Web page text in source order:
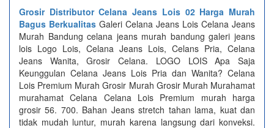
Grosir Distributor Celana Jeans Lois 02 Harga Murah
Bagus Berkualitas Galeri Celana Jeans Lois Celana Jeans
Murah Bandung celana jeans murah bandung galeri jeans
lois Logo Lois, Celana Jeans Lois, Celans Pria, Celana
Jeans Wanita, Grosir Celana. LOGO LOIS Apa Saja
Keunggulan Celana Jeans Lois Pria dan Wanita? Celana
Lois Premium Murah Grosir Murah Grosir Murah Murahamat
murahamat Celana Celana Lois Premium murah harga
grosir 56. 700. Bahan Jeans stretch tahan lama, kuat dan
tidak mudah luntur, murah karena langsung dari konveksi.